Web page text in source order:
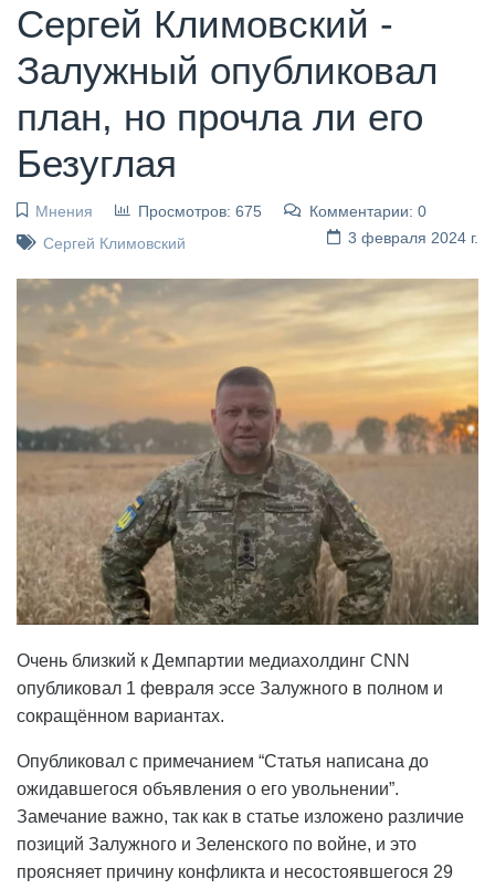
Сергей Климовский -
Залужный опубликовал
план, но прочла ли его
Безуглая
Мнения Просмотров: 675
Комментарии: 0
3 февраля 2024 г.
Сергей Климовский
Очень близкий к Демпартии медиахолдинг CNN
опубликовал 1 февраля эссе Залужного в полном и
сокращённом вариантах.
Опубликовал с примечанием “Статья написана до
ожидавшегося объявления о его увольнении”.
Замечание важно, так как в статье изложено различие
позиций Залужного и Зеленского по войне, и это
проясняет причину конфликта и несостоявшегося 29